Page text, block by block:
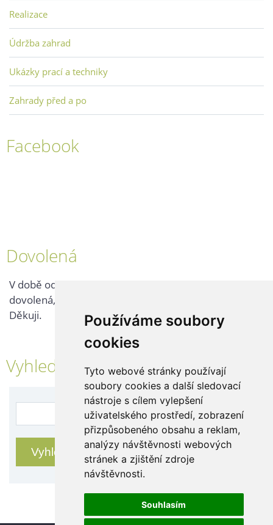
Používáme soubory
cookies
Tyto webové stránky používají
soubory cookies a další sledovací
nástroje s cílem vylepšení
uživatelského prostředí, zobrazení
přizpůsobeného obsahu a reklam,
analýzy návštěvnosti webových
stránek a zjištění zdroje
návštěvnosti.
Souhlasím
Realizace
Údržba zahrad
Ukázky prací a techniky
Zahrady před a po
Facebook
Dovolená
V době od 25. 7. - 2. 8. 2026 probíhá v naší firmě
dovolená, kontaktujte nás až po jejím ukončení.
Děkuji.
Vyhledávání